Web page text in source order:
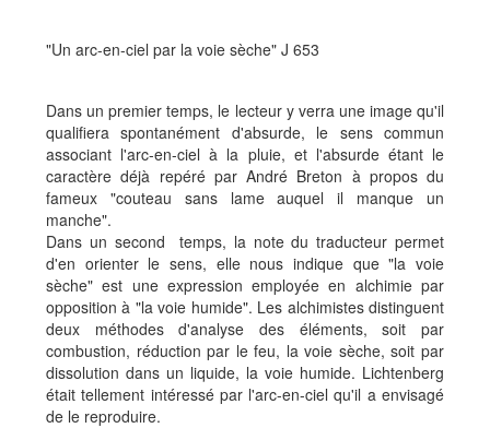
"Un arc-en-ciel par la voie sèche" J 653
Dans un premier temps, le lecteur y verra une image qu'il
qualifiera spontanément d'absurde, le sens commun
associant l'arc-en-ciel à la pluie, et l'absurde étant le
caractère déjà repéré par André Breton à propos du
fameux "couteau sans lame auquel il manque un
manche".
Dans un second temps, la note du traducteur permet
d'en orienter le sens, elle nous indique que "la voie
sèche" est une expression employée en alchimie par
opposition à "la voie humide". Les alchimistes distinguent
deux méthodes d'analyse des éléments, soit par
combustion, réduction par le feu, la voie sèche, soit par
dissolution dans un liquide, la voie humide. Lichtenberg
était tellement intéressé par l'arc-en-ciel qu'il a envisagé
de le reproduire.